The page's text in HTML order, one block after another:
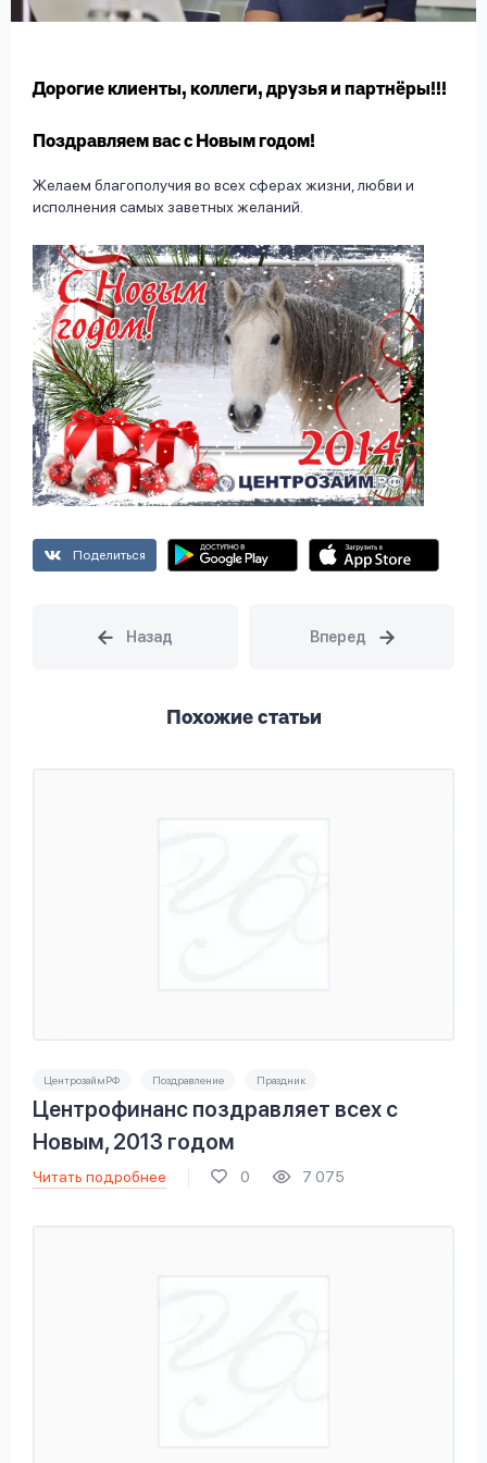
Дорогие клиенты, коллеги, друзья и партнёры!!!
Поздравляем вас с Новым годом!
Желаем благополучия во всех сферах жизни, любви и
исполнения самых заветных желаний.
Поделиться
Похожие статьи
ЦентрозаймРФ Поздравление Праздник
Центрофинанс поздравляет всех с
Новым, 2013 годом
Читать подробнее 0 7 075
Оформить заявку
Войти под другим номером
вопрос
Ответы
вопросы
данных